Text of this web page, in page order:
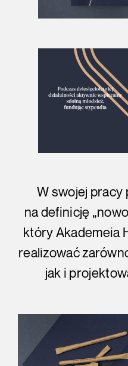
W swojej pracy
na definicję
który Akademeia
realizować
jak i